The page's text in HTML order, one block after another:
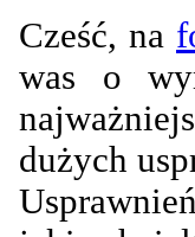
Cześć, na
was o
dużych